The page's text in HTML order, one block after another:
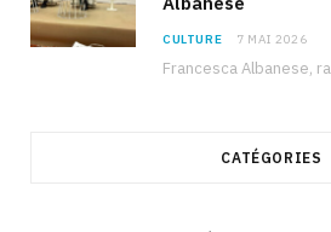
CULTURE 7 MAI 2026
CATÉGORIES